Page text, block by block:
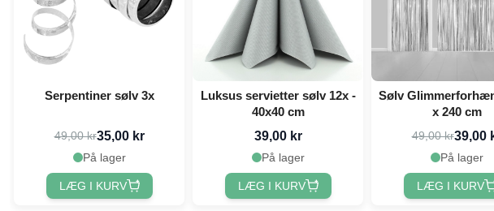
Serpentiner sølv 3x
49,00 kr35,00 kr
På lager
LÆG I KURV
Luksus servietter sølv 12x -
40x40 cm
39,00 kr
På lager
LÆG I KURV
Sølv
x 240 cm
49,00 kr39,00
På lager
LÆG I KURV